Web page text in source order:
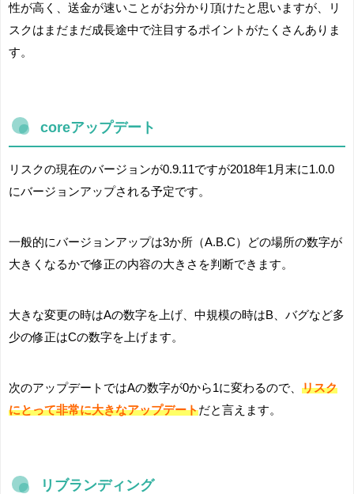
性が高く、送金が速いことがお分かり頂けたと思いますが、リ
スクはまだまだ成長途中で注目するポイントがたくさんありま
す。
coreアップデート
リスクの現在のバージョンが0.9.11ですが2018年1月末に1.0.0
にバージョンアップされる予定です。
一般的にバージョンアップは3か所（A.B.C）どの場所の数字が
大きくなるかで修正の内容の大きさを判断できます。
大きな変更の時はAの数字を上げ、中規模の時はB、バグなど多
少の修正はCの数字を上げます。
次のアップデートではAの数字が0から1に変わるので、 リスク
にとって非常に大きなアップデートだと言えます。
リブランディング